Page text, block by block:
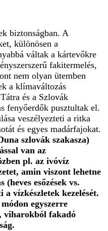
biztonságban. A
különösen a
váltak a kártevőkre
fakitermelés,
nem olyan ütemben
a klímaváltozás
és a Szlovák
fenyőerdők pusztultak el.
veszélyezteti a ritka
és egyes madárfajokat.
szlovák szakasza)
van az
pl. az ivóvíz
amin viszont lehetne
(heves esőzések vs.
a vízkészletek kezelését.
egyszerre
viharokból fakadó